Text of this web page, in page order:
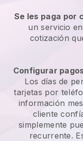
Se les paga por
un servicio
cotización
Configurar
Los días de
tarjetas por
información
cliente
simplemente
recurrente.